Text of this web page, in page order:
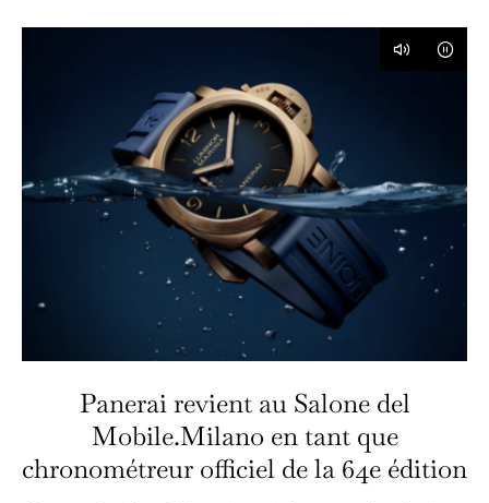
Panerai revient au Salone del
Mobile.Milano en tant que
chronométreur officiel de la 64e édition